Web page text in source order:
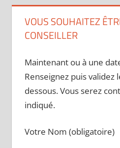
VOUS SOUHAITEZ
CONSEILLER
Maintenant ou à une
Renseignez puis validez
dessous. Vous serez
indiqué.
Votre Nom (obligatoire)